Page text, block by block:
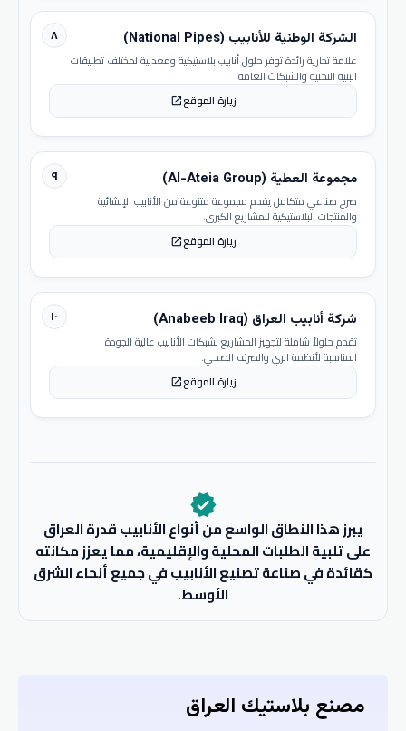
٨ الشركة الوطنية للأنابيب (National Pipes)
علامة تجارية رائدة توفر حلول أنابيب بلاستيكية ومعدنية لمختلف تطبيقات
البنية التحتية والشبكات العامة.
زيارة الموقعopen_in_new
٩ مجموعة العطية (Al-Ateia Group)
صرح صناعي متكامل يقدم مجموعة متنوعة من الأنابيب الإنشائية
والمنتجات البلاستيكية للمشاريع الكبرى.
زيارة الموقعopen_in_new
١٠ شركة أنابيب العراق (Anabeeb Iraq)
تقدم حلولاً شاملة لتجهيز المشاريع بشبكات الأنابيب عالية الجودة
المناسبة لأنظمة الري والصرف الصحي.
زيارة الموقعopen_in_new
verified
يبرز هذا النطاق الواسع من أنواع الأنابيب قدرة العراق
على تلبية الطلبات المحلية والإقليمية، مما يعزز مكانته
كقائدة في صناعة تصنيع الأنابيب في جميع أنحاء الشرق
الأوسط.
مصنع بلاستيك العراق